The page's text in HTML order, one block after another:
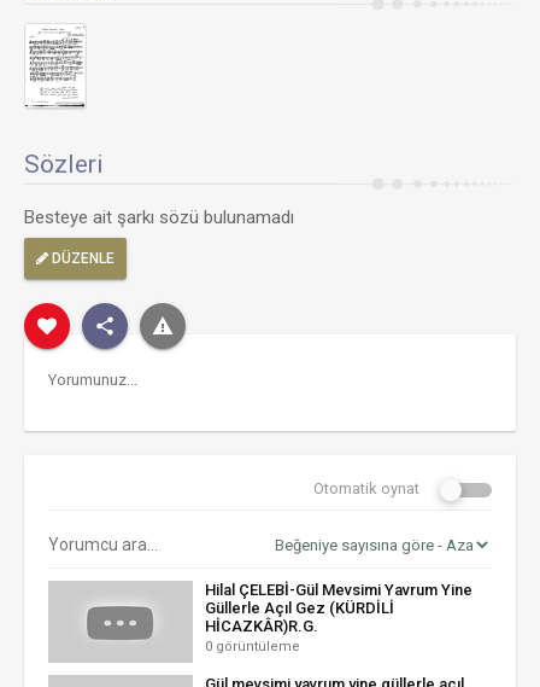
Sözleri
Besteye ait şarkı sözü bulunamadı
DÜZENLE
Otomatik oynat
Hilal ÇELEBİ-Gül Mevsimi Yavrum Yine
Güllerle Açıl Gez (KÜRDİLİ
HİCAZKÂR)R.G.
0 görüntüleme